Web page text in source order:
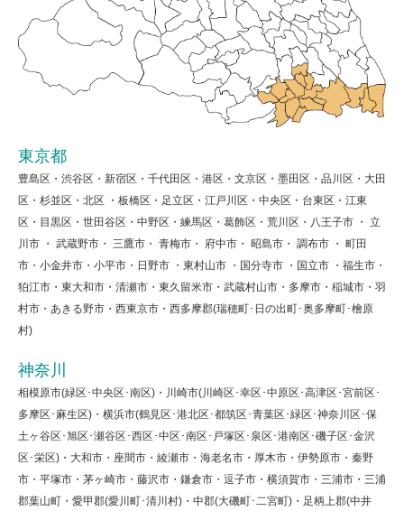
東京都
豊島区・渋谷区・新宿区・千代田区・港区・文京区・墨田区・品川区・大田
区・杉並区・北区 ・板橋区・足立区・江戸川区・中央区・台東区・江東
区・目黒区・世田谷区・中野区・練馬区・葛飾区・荒川区・八王子市 ・ 立
川市 ・ 武蔵野市・ 三鷹市・ 青梅市・ 府中市・ 昭島市・ 調布市 ・ 町田
市・小金井市・小平市・日野市 ・東村山市 ・国分寺市 ・国立市 ・福生市・
狛江市・東大和市・清瀬市・東久留米市・武蔵村山市・多摩市・稲城市・羽
村市・あきる野市・西東京市・西多摩郡(瑞穂町･日の出町･奥多摩町･檜原
村)
神奈川
相模原市(緑区･中央区･南区)・川崎市(川崎区･幸区･中原区･高津区･宮前区･
多摩区･麻生区)・横浜市(鶴見区･港北区･都筑区･青葉区･緑区･神奈川区･保
土ヶ谷区･旭区･瀬谷区･西区･中区･南区･戸塚区･泉区･港南区･磯子区･金沢
区･栄区)・大和市・座間市・綾瀬市・海老名市・厚木市・伊勢原市・秦野
市・平塚市・茅ヶ崎市・藤沢市・鎌倉市・逗子市・横須賀市・三浦市・三浦
郡葉山町・愛甲郡(愛川町･清川村)・中郡(大磯町･二宮町)・足柄上郡(中井